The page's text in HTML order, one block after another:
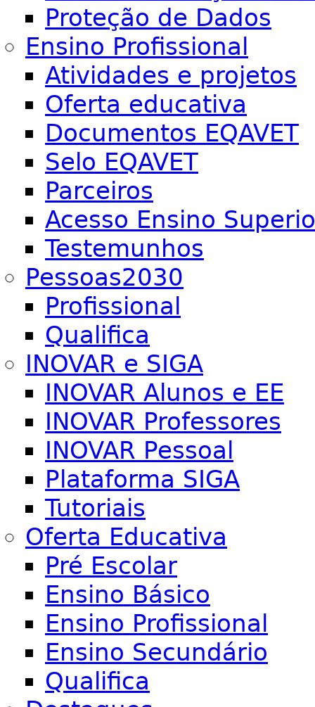
Proteção de Dados
Ensino Profissional
Atividades e projetos
Oferta educativa
Documentos EQAVET
Selo EQAVET
Parceiros
Acesso Ensino
Testemunhos
Pessoas2030
Profissional
Qualifica
INOVAR e SIGA
INOVAR Alunos e EE
INOVAR Professores
INOVAR Pessoal
Plataforma SIGA
Tutoriais
Oferta Educativa
Pré Escolar
Ensino Básico
Ensino Profissional
Ensino Secundário
Qualifica